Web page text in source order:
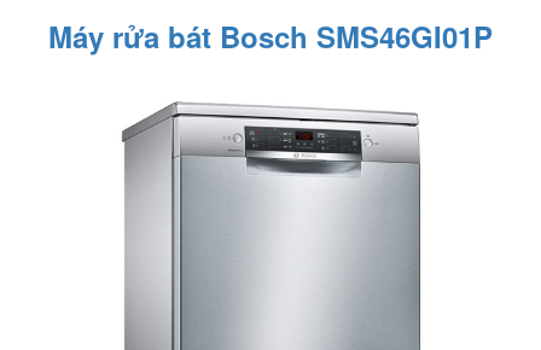
Máy rửa bát Bosch SMS46GI01P